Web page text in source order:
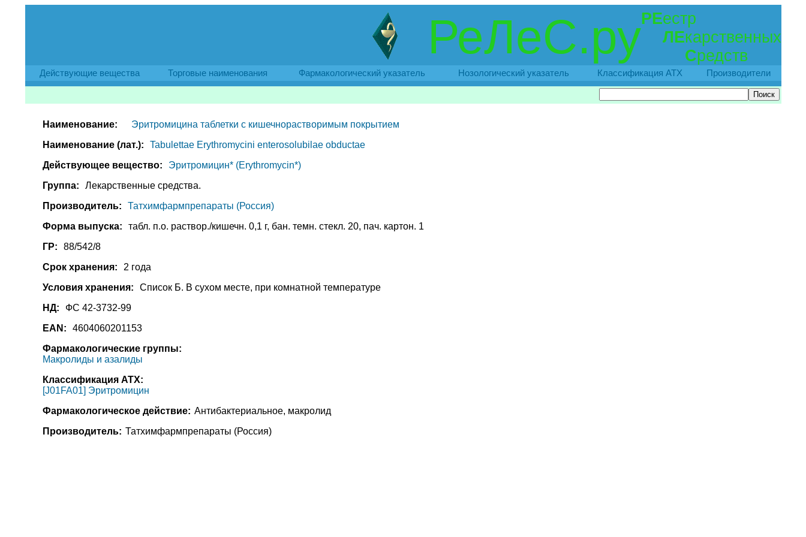
РеЛеС.руРЕестр
ЛЕкарственных
Средств
Действующие вещества Торговые наименования Фармакологический указатель Нозологический указатель Классификация АТХ Производители
Наименование:
Эритромицина таблетки с кишечнорастворимым покрытием
Наименование (лат.):
Tabulettae Erythromycini enterosolubilae obductae
Действующее вещество:
Эритромицин* (Erythromycin*)
Группа:
Лекарственные средства.
Производитель:
Татхимфармпрепараты (Россия)
Форма выпуска:
табл. п.о. раствор./кишечн. 0,1 г, бан. темн. стекл. 20, пач. картон. 1
ГР:
88/542/8
Срок хранения:
2 года
Условия хранения:
Список Б. В сухом месте, при комнатной температуре
НД:
ФС 42-3732-99
EAN:
4604060201153
Фармакологические группы:
Макролиды и азалиды
Классификация АТХ:
[J01FA01] Эритромицин
Фармакологическое действие: Антибактериальное, макролид
Производитель: Татхимфармпрепараты (Россия)